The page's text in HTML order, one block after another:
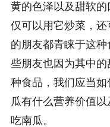
黄的色泽以及甜软
仅可以用它炒菜，
的朋友都青睐于这
些朋友也因为其中
种食品，我们应当
瓜有什么营养价值
吃南瓜。